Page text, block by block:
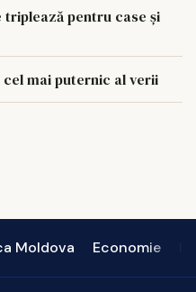
pentru case și
mai puternic al verii
Moldova Economie